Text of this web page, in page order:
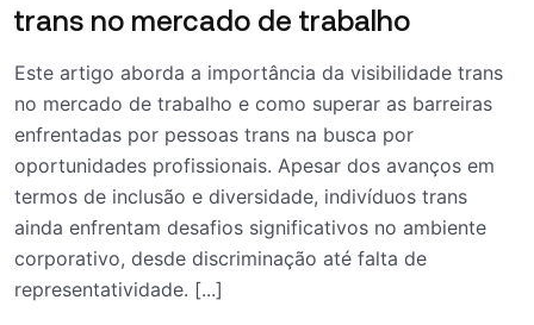
trans no mercado de trabalho
Este artigo aborda a importância da visibilidade trans
no mercado de trabalho e como superar as barreiras
enfrentadas por pessoas trans na busca por
oportunidades profissionais. Apesar dos avanços em
termos de inclusão e diversidade, indivíduos trans
ainda enfrentam desafios significativos no ambiente
corporativo, desde discriminação até falta de
representatividade. [...]